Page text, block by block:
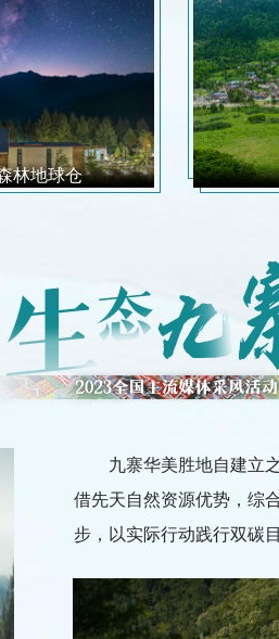
林地球仓
九寨华美胜地自建立
借先天自然资源优势，综
步，以实际行动践行双碳